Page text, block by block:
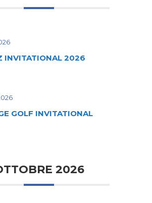
INVITATIONAL 2026
GOLF INVITATIONAL
2026